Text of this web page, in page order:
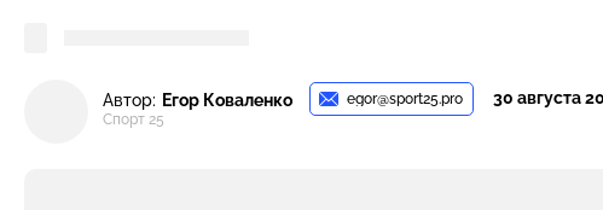
Автор: Егор Коваленко
Спорт 25
egor@sport25.pro 30 августа